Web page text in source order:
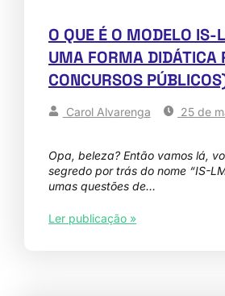
O QUE É O MODELO
UMA FORMA DIDÁTICA
CONCURSOS
Carol Alvarenga 25 de
Opa, beleza? Então vamos lá,
segredo por trás do nome “IS-
umas questões de…
Ler publicação »